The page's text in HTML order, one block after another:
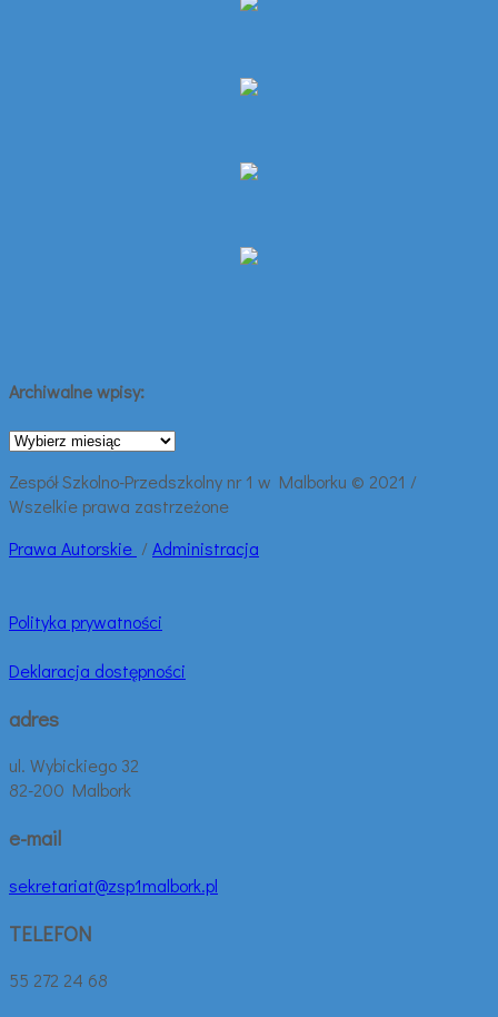
Archiwalne wpisy:
Archiwalne
Zespół Szkolno-Przedszkolny nr 1 w Malborku © 2021 /
Wszelkie prawa zastrzeżone
Prawa Autorskie /Administracja
Polityka prywatności
Deklaracja dostępności
adres
ul. Wybickiego 32
82-200 Malbork
e-mail
sekretariat@zsp1malbork.pl
TELEFON
55 272 24 68